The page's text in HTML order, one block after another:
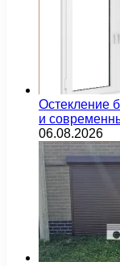
Остекление
и
06.08.2026